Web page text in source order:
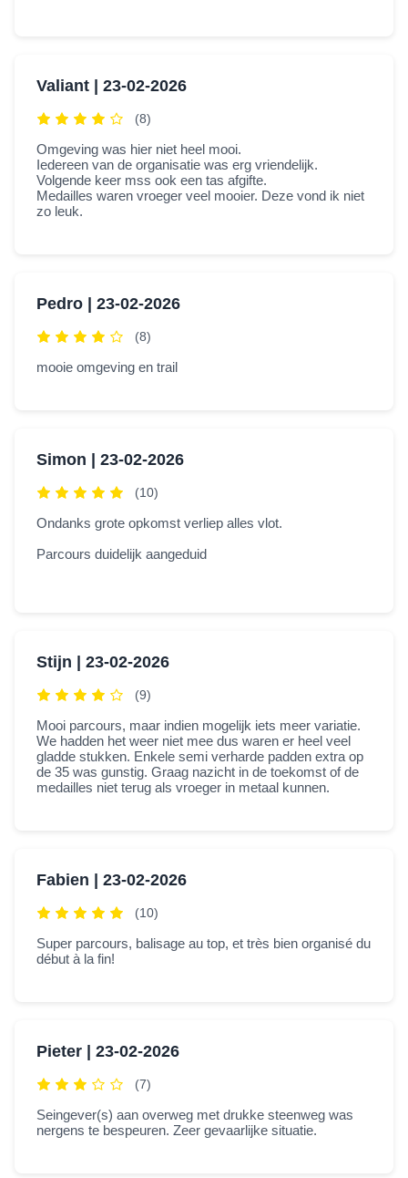
Valiant | 23-02-2026
(8)
Omgeving was hier niet heel mooi.
Iedereen van de organisatie was erg vriendelijk.
Volgende keer mss ook een tas afgifte.
Medailles waren vroeger veel mooier. Deze vond ik niet
zo leuk.
Pedro | 23-02-2026
(8)
mooie omgeving en trail
Simon | 23-02-2026
(10)
Ondanks grote opkomst verliep alles vlot.
Parcours duidelijk aangeduid
Stijn | 23-02-2026
(9)
Mooi parcours, maar indien mogelijk iets meer variatie.
We hadden het weer niet mee dus waren er heel veel
gladde stukken. Enkele semi verharde padden extra op
de 35 was gunstig. Graag nazicht in de toekomst of de
medailles niet terug als vroeger in metaal kunnen.
Fabien | 23-02-2026
(10)
Super parcours, balisage au top, et très bien organisé du
début à la fin!
Pieter | 23-02-2026
(7)
Seingever(s) aan overweg met drukke steenweg was
nergens te bespeuren. Zeer gevaarlijke situatie.